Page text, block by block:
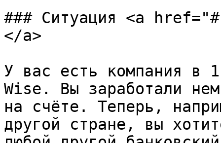
### Ситуация <a
</a>
У вас есть компания в
Wise. Вы заработали
на счёте. Теперь,
другой стране, вы